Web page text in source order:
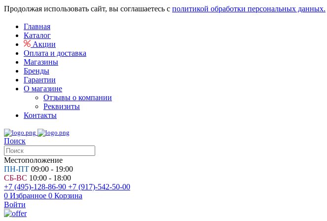
Продолжая использовать сайт, вы соглашаетесь с политикой обработки персональных данных.
Главная
Каталог
Акции
Оплата и доставка
Магазины
Бренды
Гарантии
О магазине
Отзывы о компании
Реквизиты
Контакты
Поиск
Местоположение
ПН-ПТ 09:00 - 19:00
СБ-ВС 10:00 - 18:00
+7 (495)-128-86-90 +7 (917)-542-50-00
0 Избранное 0 Корзина
Войти